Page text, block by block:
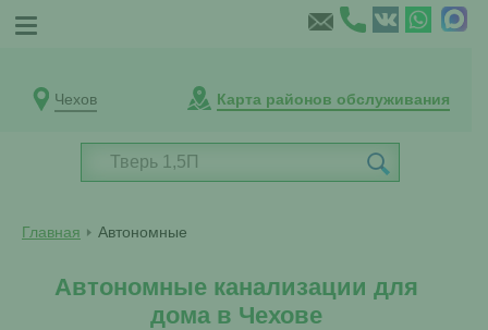
Чехов Карта районов обслуживания
Главная Автономные
Автономные канализации для
дома в Чехове